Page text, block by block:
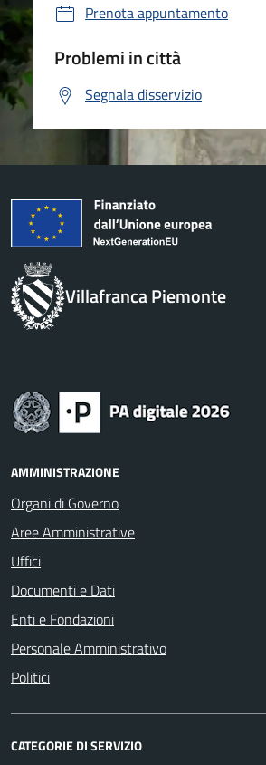
Prenota appuntamento
Problemi in città
Segnala disservizio
Villafranca Piemonte
AMMINISTRAZIONE
Organi di Governo
Aree Amministrative
Uffici
Documenti e Dati
Enti e Fondazioni
Personale Amministrativo
Politici
CATEGORIE DI SERVIZIO